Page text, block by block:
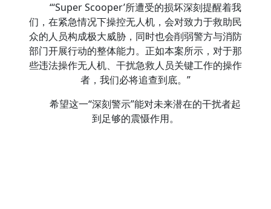
“‘Super Scooper’所遭受的损坏深刻提醒着我
们，在紧急情况下操控无人机，会对致力于救助民
众的人员构成极大威胁，同时也会削弱警方与消防
部门开展行动的整体能力。正如本案所示，对于那
些违法操作无人机、干扰急救人员关键工作的操作
者，我们必将追查到底。”
希望这一“深刻警示”能对未来潜在的干扰者起
到足够的震慑作用。